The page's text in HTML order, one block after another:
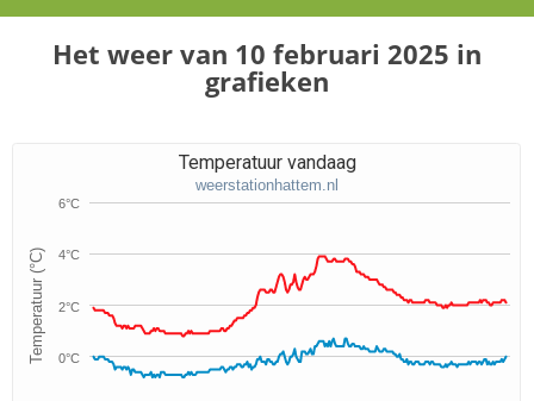
Het weer van 10 februari 2025 in
grafieken
Temperatuur (°C)
Temperatuur vandaag
weerstationhattem.nl
0°C
2°C
4°C
6°C